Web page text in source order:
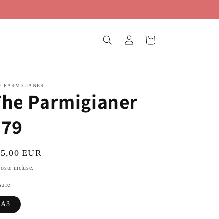
Accedi Carrello
PARMIGIANER
Parmigianer
EUR
incluse.
A3